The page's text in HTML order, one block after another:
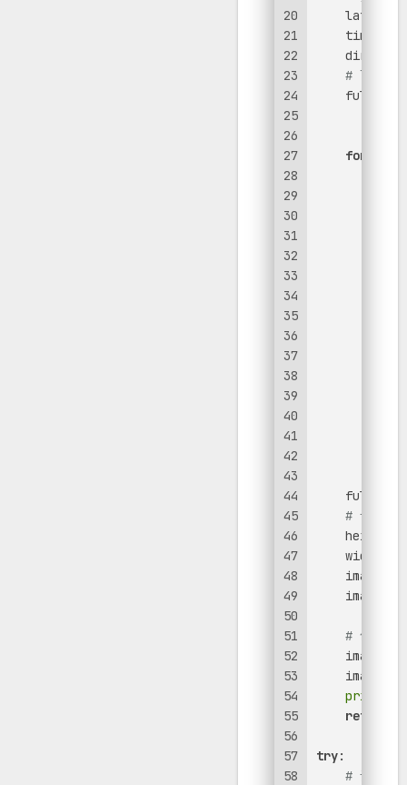
20
21
22
23
24
25
26
27
28
29
30
31
32
33
34
35
36
37
38
39
40
41
42
43
44
45
46
47
48
49
50
51
52
53
54
55
56
57
58
    time =
dirpath
# 下载的
for
# 计算生
height
    width =
image =
# 创建一
print
return
try:
# 设置桌